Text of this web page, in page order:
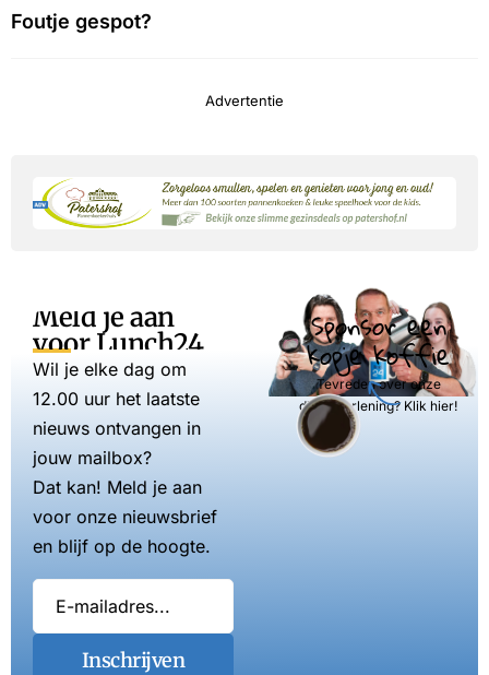
Foutje gespot?
Advertentie
Meld je aan
voor Lunch24
Wil je elke dag om
12.00 uur het laatste
nieuws ontvangen in
jouw mailbox?
Dat kan! Meld je aan
voor onze nieuwsbrief
en blijf op de hoogte.
Inschrijven
Sponsor een
kopje koffie
Tevreden over onze
dienstverlening? Klik hier!